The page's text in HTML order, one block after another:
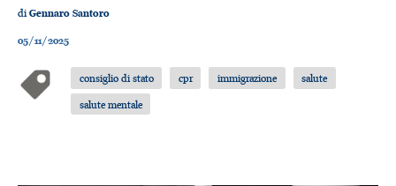
di Gennaro Santoro
05/11/2025
consiglio di stato cpr immigrazione
salute
salute mentale